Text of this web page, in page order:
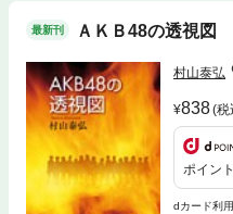
最新刊 ＡＫＢ48の透視図
村山泰弘
838(税
ポイン
dカード利